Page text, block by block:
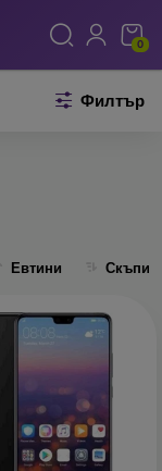
0
Филтър
Евтини Скъпи